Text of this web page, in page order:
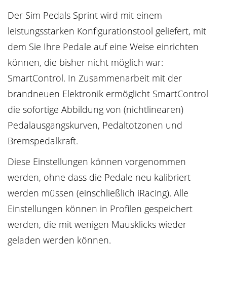
Der Sim Pedals Sprint wird mit einem
leistungsstarken Konfigurationstool geliefert, mit
dem Sie Ihre Pedale auf eine Weise einrichten
können, die bisher nicht möglich war:
SmartControl. In Zusammenarbeit mit der
brandneuen Elektronik ermöglicht SmartControl
die sofortige Abbildung von (nichtlinearen)
Pedalausgangskurven, Pedaltotzonen und
Bremspedalkraft.
Diese Einstellungen können vorgenommen
werden, ohne dass die Pedale neu kalibriert
werden müssen (einschließlich iRacing). Alle
Einstellungen können in Profilen gespeichert
werden, die mit wenigen Mausklicks wieder
geladen werden können.